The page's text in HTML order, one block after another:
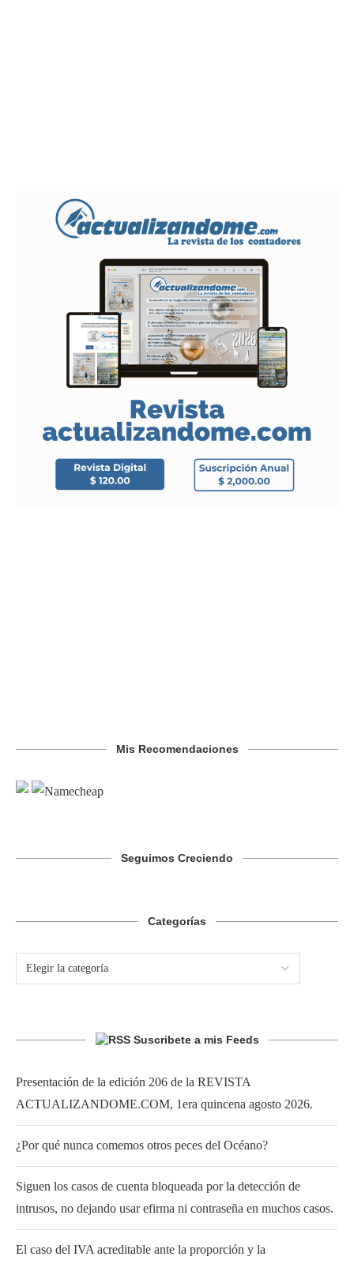
Mis Recomendaciones
Seguimos Creciendo
Categorías
Suscribete a mis Feeds
Presentación de la edición 206 de la REVISTA
ACTUALIZANDOME.COM, 1era quincena agosto 2026.
¿Por qué nunca comemos otros peces del Océano?
Siguen los casos de cuenta bloqueada por la detección de
intrusos, no dejando usar efirma ni contraseña en muchos casos.
El caso del IVA acreditable ante la proporción y la